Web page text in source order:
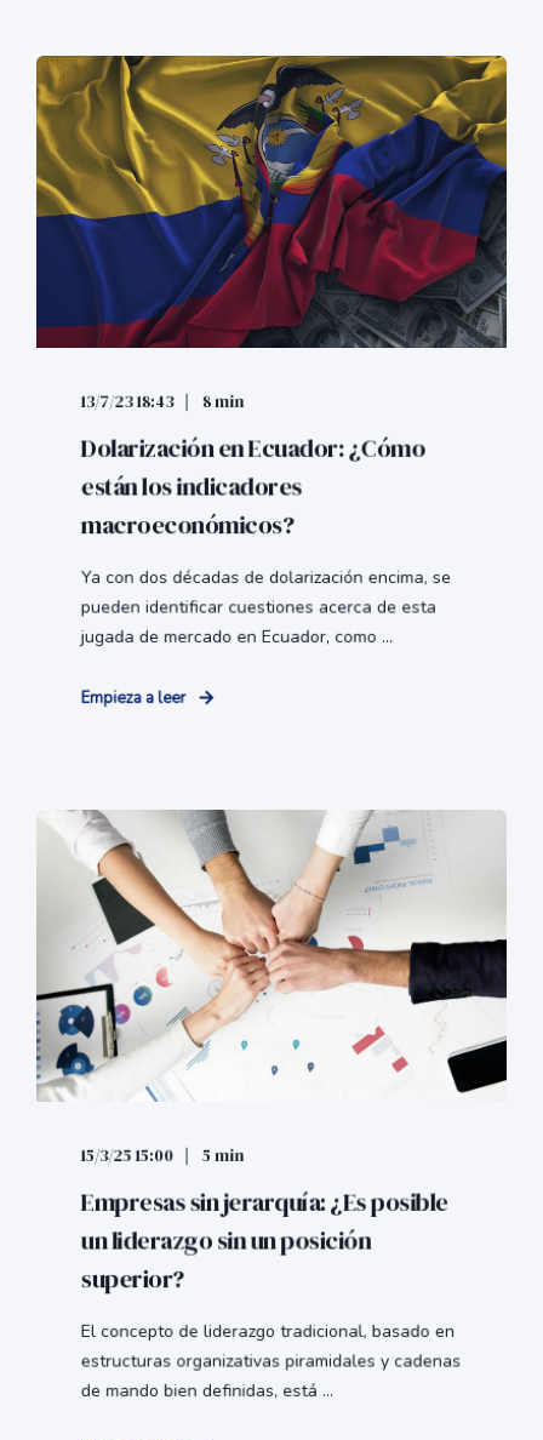
13/7/23 18:43 8 min
Dolarización en Ecuador: ¿Cómo
están los indicadores
macroeconómicos?
Ya con dos décadas de dolarización encima, se
pueden identificar cuestiones acerca de esta
jugada de mercado en Ecuador, como ...
Empieza a leer
15/3/25 15:00 5 min
Empresas sin jerarquía: ¿Es posible
un liderazgo sin un posición
superior?
El concepto de liderazgo tradicional, basado en
estructuras organizativas piramidales y cadenas
de mando bien definidas, está ...